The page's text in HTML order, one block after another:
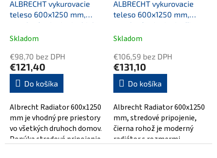
ALBRECHT vykurovacie
teleso 600x1250 mm,
stredové pripojenie, biela
Skladom
€98,70 bez DPH
€121,40
Do košíka
Albrecht Radiator 600x1250
mm je vhodný pre priestory
vo všetkých druhoch domov.
Ponúka stredové pripojenie
ALBRECHT vykurovacie
teleso 600x1250 mm,
stredové pripojenie, čierna
matná
Skladom
€106,59 bez DPH
€131,10
Do košíka
Albrecht Radiator 600x1250
mm, stredové pripojenie,
čierna rohož je moderný
radiátor s rozmermi